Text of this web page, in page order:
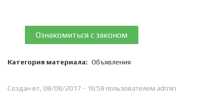
Ознакомиться с законом
Категория материала: Объявления
Создан вт, 08/08/2017 - 16:58 пользователем admin